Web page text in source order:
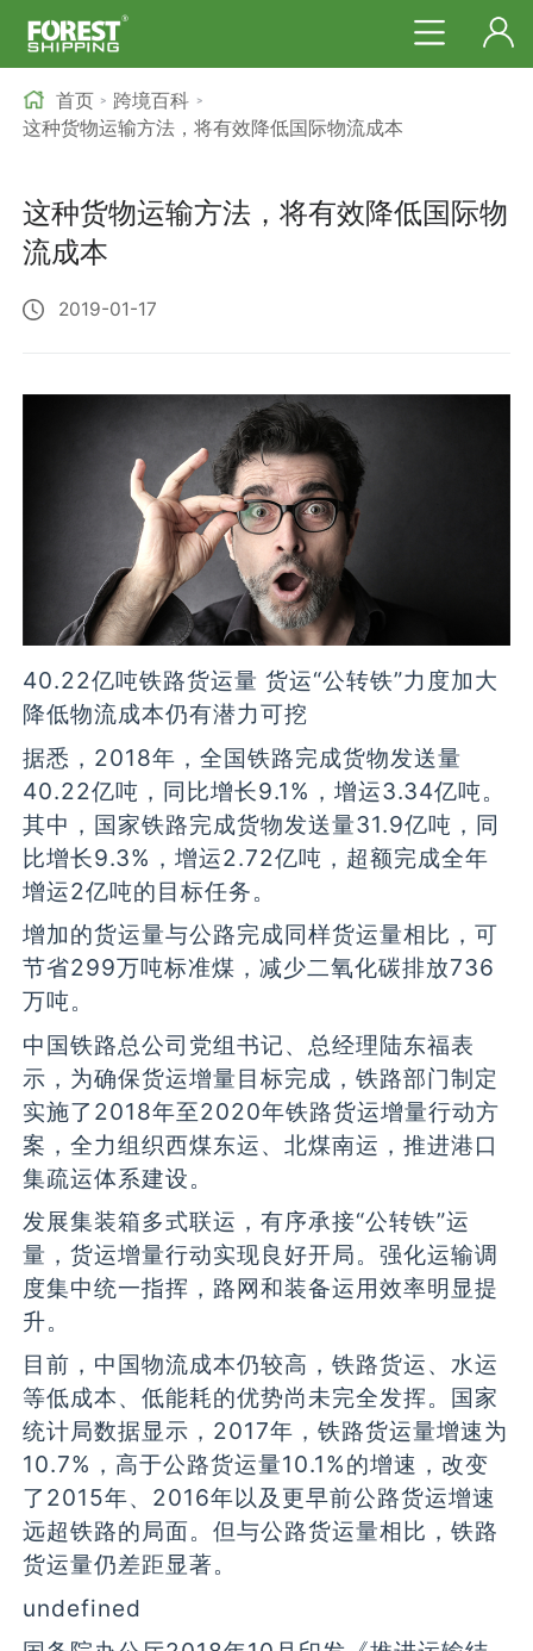
首页 > 跨境百科 >
这种货物运输方法，将有效降低国际物流成本
这种货物运输方法，将有效降低国际物
流成本
2019-01-17
40.22亿吨铁路货运量 货运“公转铁”力度加大
降低物流成本仍有潜力可挖
据悉，2018年，全国铁路完成货物发送量
40.22亿吨，同比增长9.1%，增运3.34亿吨。
其中，国家铁路完成货物发送量31.9亿吨，同
比增长9.3%，增运2.72亿吨，超额完成全年
增运2亿吨的目标任务。
增加的货运量与公路完成同样货运量相比，可
节省299万吨标准煤，减少二氧化碳排放736
万吨。
中国铁路总公司党组书记、总经理陆东福表
示，为确保货运增量目标完成，铁路部门制定
实施了2018年至2020年铁路货运增量行动方
案，全力组织西煤东运、北煤南运，推进港口
集疏运体系建设。
发展集装箱多式联运，有序承接“公转铁”运
量，货运增量行动实现良好开局。强化运输调
度集中统一指挥，路网和装备运用效率明显提
升。
目前，中国物流成本仍较高，铁路货运、水运
等低成本、低能耗的优势尚未完全发挥。国家
统计局数据显示，2017年，铁路货运量增速为
10.7%，高于公路货运量10.1%的增速，改变
了2015年、2016年以及更早前公路货运增速
远超铁路的局面。但与公路货运量相比，铁路
货运量仍差距显著。
undefined